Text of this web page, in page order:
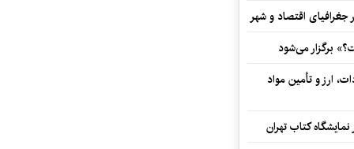
اقتصاد و شهر
برگزار می‌شود
ارز و تأمین مواد
کتاب تهران